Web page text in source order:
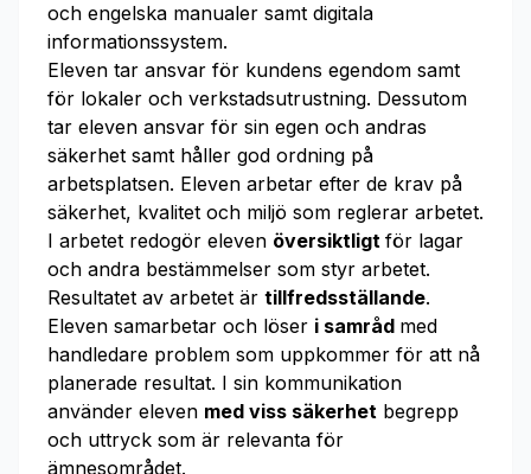
och engelska manualer samt digitala
informationssystem.
Eleven tar ansvar för kundens egendom samt
för lokaler och verkstadsutrustning. Dessutom
tar eleven ansvar för sin egen och andras
säkerhet samt håller god ordning på
arbetsplatsen. Eleven arbetar efter de krav på
säkerhet, kvalitet och miljö som reglerar arbetet.
I arbetet redogör eleven översiktligt för lagar
och andra bestämmelser som styr arbetet.
Resultatet av arbetet är tillfredsställande.
Eleven samarbetar och löser i samråd med
handledare problem som uppkommer för att nå
planerade resultat. I sin kommunikation
använder eleven med viss säkerhet begrepp
och uttryck som är relevanta för
ämnesområdet.